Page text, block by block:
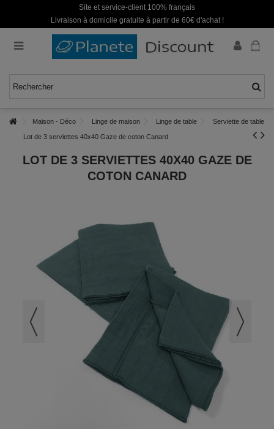
Site et service-client 100% français
Livraison à domicile gratuite à partir de 60€ d'achat !
Maison - Déco Linge de maison Linge de table Serviette de table
Lot de 3 serviettes 40x40 Gaze de coton Canard
LOT DE 3 SERVIETTES 40X40 GAZE DE
COTON CANARD